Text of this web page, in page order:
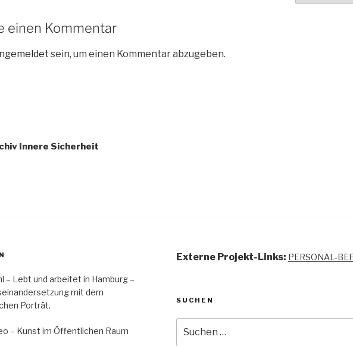
einen Kommentar
sein, um einen Kommentar abzugeben.
Innere Sicherheit
– Lebt und arbeitet in Hamburg –
mit dem
Porträt.
– Kunst im Öffentlichen Raum
Externe Projekt-Links: PERSONAL-
SUCHEN
nach: